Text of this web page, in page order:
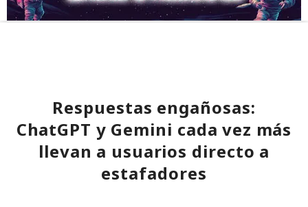
Respuestas engañosas:
ChatGPT y Gemini cada vez más
llevan a usuarios directo a
estafadores